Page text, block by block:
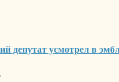
депутат усмотрел в